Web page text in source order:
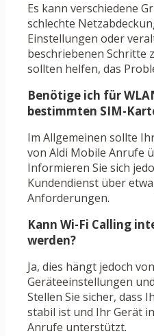
Es kann verschiedene
schlechte
Einstellungen oder
beschriebenen Schritte
sollten helfen, das
Benötige ich für
bestimmten SIM-
Im Allgemeinen sollte
von Aldi Mobile Anrufe
Informieren Sie sich
Kundendienst über
Anforderungen.
Kann Wi-Fi Calling
werden?
Ja, dies hängt jedoch
Geräteeinstellungen
Stellen Sie sicher, dass
stabil ist und Ihr Gerät
Anrufe unterstützt.